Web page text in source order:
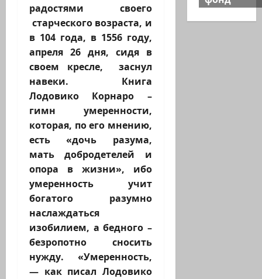
радостями своего
старческого возраста, и
в 104 года, в 1556 году,
апреля 26 дня, сидя в
своем кресле, заснул
навеки. Книга
Лодовико Корнаро –
гимн умеренности,
которая, по его мнению,
есть «дочь разума,
мать добродетелей и
опора в жизни», ибо
умеренность учит
богатого разумно
наслаждаться
изобилием, а бедного –
безропотно сносить
нужду. «Умеренность,
— как писал Лодовико